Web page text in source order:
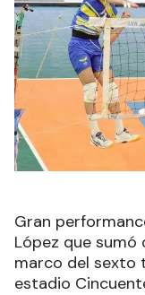
Gran
López que
marco del sexto
estadio